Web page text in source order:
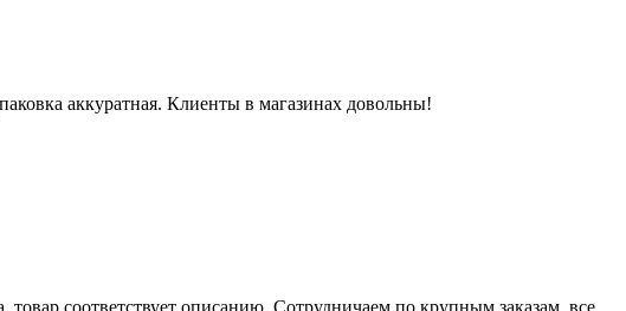
аккуратная. Клиенты в магазинах довольны!
соответствует описанию. Сотрудничаем по крупным заказам, все